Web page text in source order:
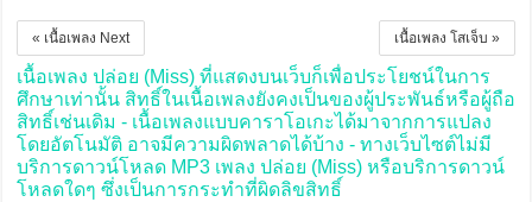
เนื้อเพลง โสเจ็บ »
« เนื้อเพลง Next
เนื้อเพลง ปล่อย (Miss) ที่แสดงบนเว็บก็เพื่อประโยชน์ในการ
ศึกษาเท่านั้น สิทธิ์ในเนื้อเพลงยังคงเป็นของผู้ประพันธ์หรือผู้ถือ
สิทธิ์เช่นเดิม - เนื้อเพลงแบบคาราโอเกะได้มาจากการแปลง
โดยอัตโนมัติ อาจมีความผิดพลาดได้บ้าง - ทางเว็บไซต์ไม่มี
บริการดาวน์โหลด MP3 เพลง ปล่อย (Miss) หรือบริการดาวน์
โหลดใดๆ ซึ่งเป็นการกระทำที่ผิดลิขสิทธิ์